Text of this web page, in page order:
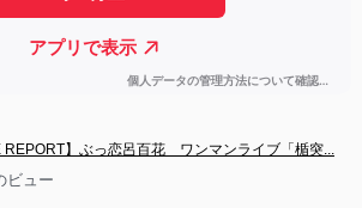
REPORT】ぶっ恋呂百花　ワンマンライブ「楯突...
ビュー